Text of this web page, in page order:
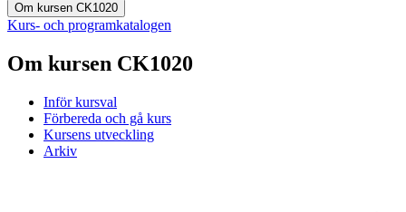
Om kursen CK1020
Kurs- och programkatalogen
Om kursen CK1020
Inför kursval
Förbereda och gå kurs
Kursens utveckling
Arkiv